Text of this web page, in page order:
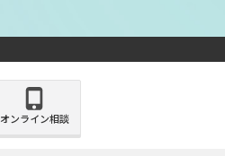
オンライン相談